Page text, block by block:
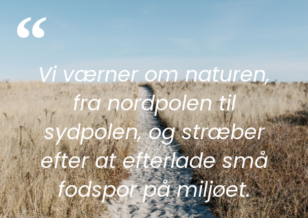
“Vi værner om naturen,
fra nordpolen til
sydpolen, og stræber
efter at efterlade små
fodspor på miljøet.